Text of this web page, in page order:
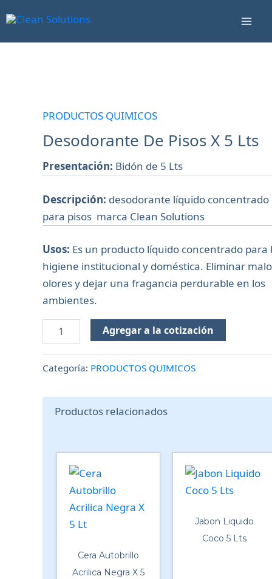
al
contenido
PRODUCTOS QUIMICOS
Desodorante De Pisos X 5 Lts
Presentación: Bidón de 5 Lts
Descripción: desodorante líquido concentrado
para pisos marca Clean Solutions
Usos: Es un producto líquido concentrado para
higiene institucional y doméstica. Eliminar
olores y dejar una fragancia perdurable en los
ambientes.
Pisos
5
Lts
Agregar a la cotización
Categoría: PRODUCTOS QUIMICOS
Productos relacionados
Cera Autobrillo
Acrilica Negra X 5
Jabon Liquido
Coco 5 Lts